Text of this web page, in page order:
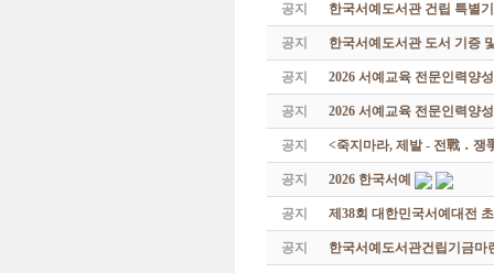
공지 한국서예도서관 건립 특별
공지 한국서예도서관 도서 기증
공지 2026 서예교육 전문인력양
공지 2026 서예교육 전문인력양
공지 <죽지마라, 제발 - 전戰 ․ 쟁
공지 2026 한국서예
공지 제38회 대한민국서예대전
공지 한국서예도서관건립기금마